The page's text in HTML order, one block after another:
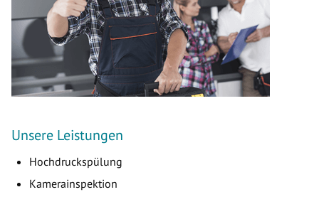
Unsere Leistungen
Hochdruckspülung
Kamerainspektion